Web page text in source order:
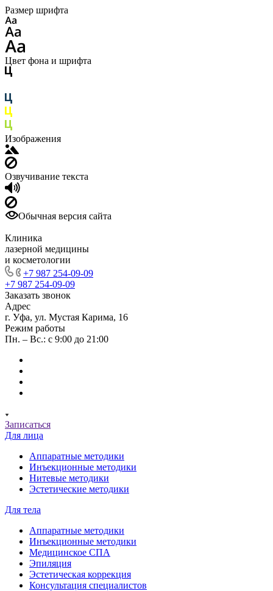
Размер шрифта
Цвет фона и шрифта
Изображения
Озвучивание текста
Обычная версия сайта
Клиника
лазерной медицины
и косметологии
+7 987 254-09-09
+7 987 254-09-09
Заказать звонок
Адрес
г. Уфа, ул. Мустая Карима, 16
Режим работы
Пн. – Вс.: с 9:00 до 21:00
Записаться
Для лица
Аппаратные методики
Инъекционные методики
Нитевые методики
Эстетические методики
Для тела
Аппаратные методики
Инъекционные методики
Медицинское СПА
Эпиляция
Эстетическая коррекция
Консультация специалистов